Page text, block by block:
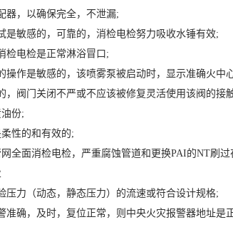
器，以确保完全，不泄漏;
是敏感的，可靠的，消检电检努力吸收水锤有效;
检电检是正常淋浴冒口;
操作是敏感的，该喷雾泵被启动时，显示准确火中
，阀门关闭不严或不应该被修复灵活使用该阀的
份;
性的和有效的;
全面消检电检，严重腐蚀管道和更换PAI的NT刷过
压力（动态，静态压力）的流速或符合设计规格;
准确，及时，复位正常，则中央火灾报警器地址是